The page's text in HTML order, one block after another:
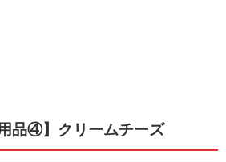
品④】クリームチーズ